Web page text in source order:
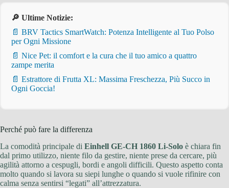
🔎 Ultime Notizie:
📄 BRV Tactics SmartWatch: Potenza Intelligente al Tuo Polso
per Ogni Missione
📄 Nice Pet: il comfort e la cura che il tuo amico a quattro
zampe merita
📄 Estrattore di Frutta XL: Massima Freschezza, Più Succo in
Ogni Goccia!
Perché può fare la differenza
La comodità principale di Einhell GE-CH 1860 Li-Solo è chiara fin
dal primo utilizzo, niente filo da gestire, niente prese da cercare, più
agilità attorno a cespugli, bordi e angoli difficili. Questo aspetto conta
molto quando si lavora su siepi lunghe o quando si vuole rifinire con
calma senza sentirsi “legati” all’attrezzatura.